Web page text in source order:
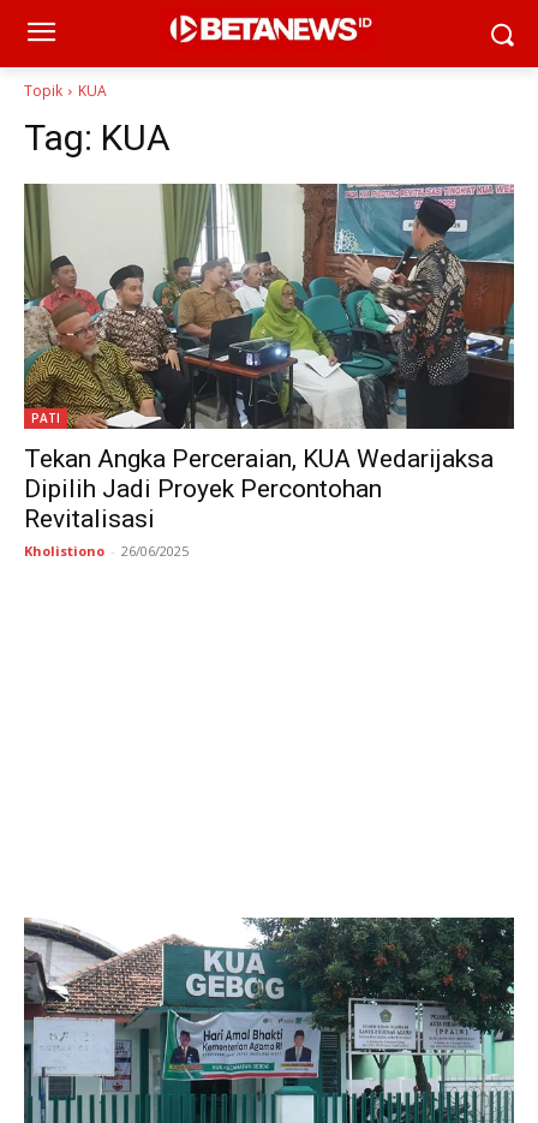
Topik KUA
Tag: KUA
PATI
Tekan Angka Perceraian, KUA Wedarijaksa
Dipilih Jadi Proyek Percontohan
Revitalisasi
Kholistiono - 26/06/2025